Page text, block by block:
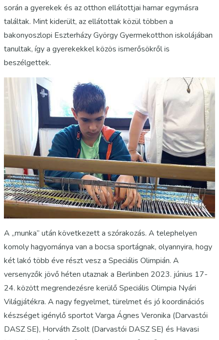
során a gyerekek és az otthon ellátottjai hamar egymásra
találtak. Mint kiderült, az ellátottak közül többen a
bakonyoszlopi Eszterházy György Gyermekotthon iskolájában
tanultak, így a gyerekekkel közös ismerősökről is
beszélgettek.
A „munka” után következett a szórakozás. A telephelyen
komoly hagyománya van a bocsa sportágnak, olyannyira, hogy
két lakó több éve részt vesz a Speciális Olimpián. A
versenyzők jövő héten utaznak a Berlinben 2023. június 17-
24. között megrendezésre kerülő Speciális Olimpia Nyári
Világjátékra. A nagy fegyelmet, türelmet és jó koordinációs
készséget igénylő sportot Varga Ágnes Veronika (Darvastói
DASZ SE), Horváth Zsolt (Darvastói DASZ SE) és Havasi